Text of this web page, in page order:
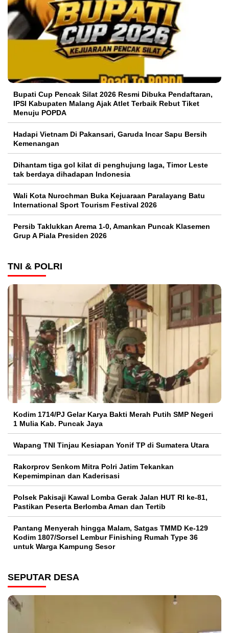
Bupati Cup Pencak Silat 2026 Resmi Dibuka Pendaftaran,
IPSI Kabupaten Malang Ajak Atlet Terbaik Rebut Tiket
Menuju POPDA
Hadapi Vietnam Di Pakansari, Garuda Incar Sapu Bersih
Kemenangan
Dihantam tiga gol kilat di penghujung laga, Timor Leste
tak berdaya dihadapan Indonesia
Wali Kota Nurochman Buka Kejuaraan Paralayang Batu
International Sport Tourism Festival 2026
Persib Taklukkan Arema 1-0, Amankan Puncak Klasemen
Grup A Piala Presiden 2026
TNI & POLRI
Kodim 1714/PJ Gelar Karya Bakti Merah Putih SMP Negeri
1 Mulia Kab. Puncak Jaya
Wapang TNI Tinjau Kesiapan Yonif TP di Sumatera Utara
Rakorprov Senkom Mitra Polri Jatim Tekankan
Kepemimpinan dan Kaderisasi
Polsek Pakisaji Kawal Lomba Gerak Jalan HUT RI ke-81,
Pastikan Peserta Berlomba Aman dan Tertib
Pantang Menyerah hingga Malam, Satgas TMMD Ke-129
Kodim 1807/Sorsel Lembur Finishing Rumah Type 36
untuk Warga Kampung Sesor
SEPUTAR DESA